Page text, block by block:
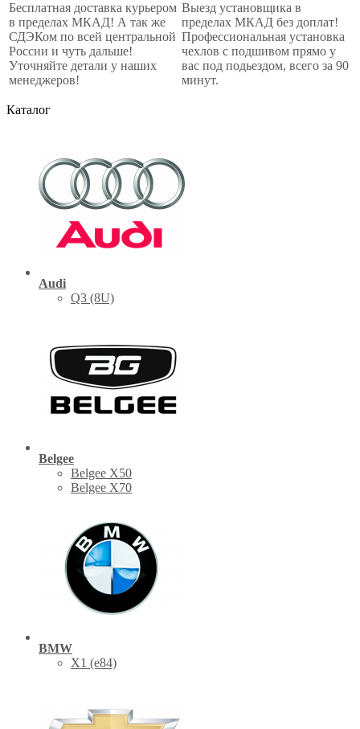
Бесплатная доставка курьером
в пределах МКАД! А так же
СДЭКом по всей центральной
России и чуть дальше!
Уточняйте детали у наших
менеджеров!
Выезд установщика в
пределах МКАД без доплат!
Профессиональная установка
чехлов с подшивом прямо у
вас под подьездом, всего за 90
минут.
Каталог
Audi
Q3 (8U)
Belgee
Belgee X50
Belgee X70
BMW
X1 (е84)